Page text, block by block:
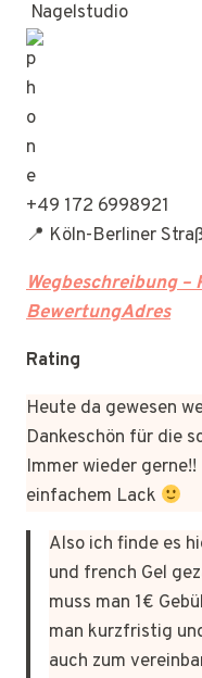
Nagelstudio
+49 172 6998921
📍 Köln-Berliner
Wegbeschreibung –
BewertungAdres
Rating
Heute da gewesen
Dankeschön für die
Immer wieder
einfachem Lack
Also ich finde es
und french Gel
muss man 1€
man kurzfristig
auch zum